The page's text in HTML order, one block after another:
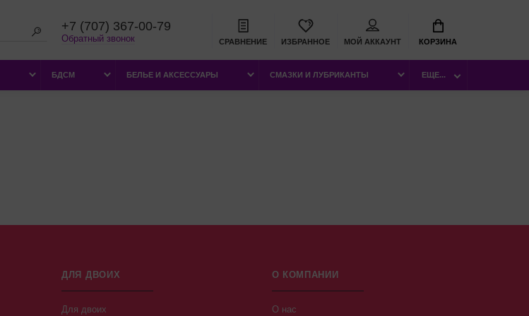
+7 (707) 367-00-79
Обратный звонок СРАВНЕНИЕ ИЗБРАННОЕ МОЙ АККАУНТ КОРЗИНА
БДСМ БЕЛЬЕ И АКСЕССУАРЫ СМАЗКИ И ЛУБРИКАНТЫ ЕЩЕ...
ДЛЯ ДВОИХ
Для двоих
О КОМПАНИИ
О нас